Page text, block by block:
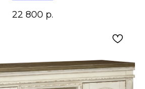
22 800 р.